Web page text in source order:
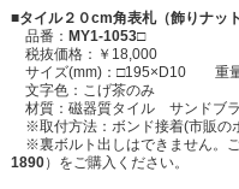
■タイル２０cm角表札（飾りナット
品番： MY1-1053□
税抜価格：￥18,000
サイズ(mm)：□195×D10 重
文字色：こげ茶のみ
材質：磁器質タイル サンドブ
※取付方法：ボンド接着(市販の
※裏ボルト出しはできません。
1890）をご購入ください。